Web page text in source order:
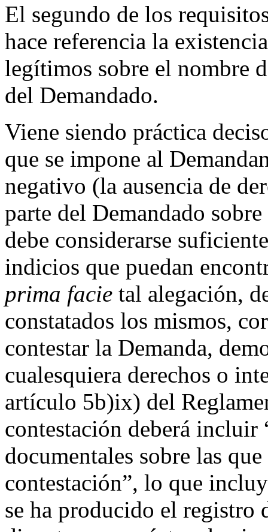
El segundo de los
hace referencia la
legítimos sobre el nombre
del Demandado.
Viene siendo práctica
que se impone al
negativo (la ausencia de
parte del Demandado
debe considerarse
indicios que puedan
prima facie tal alegación,
constatados los mismos,
contestar la Demanda,
cualesquiera derechos o
artículo 5b)ix) del
contestación deberá incluir
documentales sobre las
contestación”, lo que
se ha producido el registro